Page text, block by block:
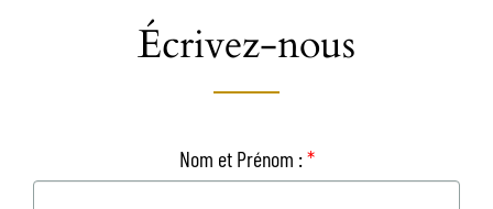
Écrivez-nous
Nom et Prénom :*